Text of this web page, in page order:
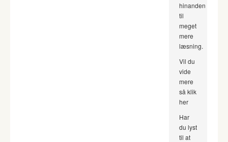
hinanden
til
meget
mere
læsning.
Vil du
vide
mere
så klik
her
Har
du lyst
til at